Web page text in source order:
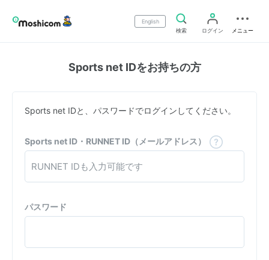
English
検索
ログイン メニュー
Sports net IDをお持ちの方
Sports net IDと、パスワードでログインしてください。
Sports net ID・RUNNET ID（メールアドレス）
パスワード